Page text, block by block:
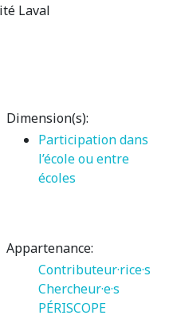
Laval
Dimension(s):
Participation dans
l’école ou entre
écoles
Appartenance:
Contributeur·rice·s
Chercheur·e·s
PÉRISCOPE